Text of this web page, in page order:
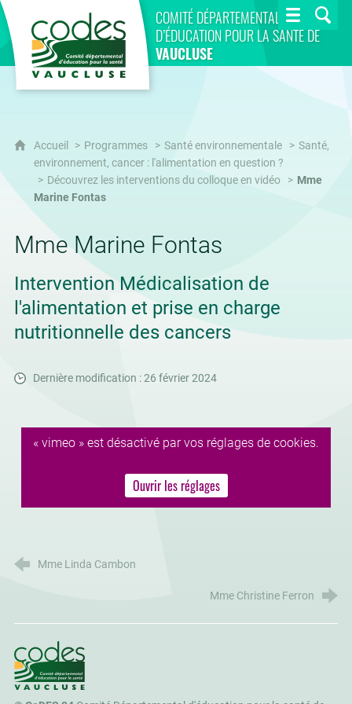
COMITÉ DÉPARTEMENTAL
D’ÉDUCATION POUR LA SANTÉ DE
VAUCLUSE
CoDES 84
Accueil Programmes Santé environnementale
Santé,
environnement, cancer : l'alimentation en question ?
Découvrez les interventions du colloque en vidéo
Mme
Marine Fontas
Mme Marine Fontas
Intervention Médicalisation de
l'alimentation et prise en charge
nutritionnelle des cancers
Dernière modification : 26 février 2024
« vimeo » est désactivé par vos réglages de cookies.
Ouvrir les réglages
Mme Linda Cambon
Mme Christine Ferron
CoDES 84